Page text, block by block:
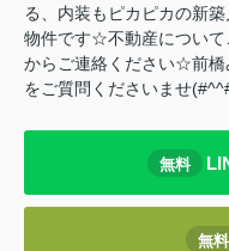
る、内装もピカピカの新
物件です☆不動産につい
からご連絡ください☆前橋
をご質問くださいませ
無料
無料